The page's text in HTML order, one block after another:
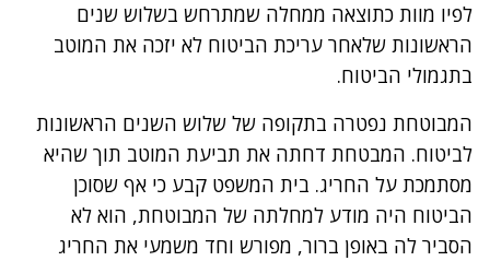
לפיו מוות כתוצאה ממחלה שמתרחש בשלוש שנים
הראשונות שלאחר עריכת הביטוח לא יזכה את המוטב
בתגמולי הביטוח.
המבוטחת נפטרה בתקופה של שלוש השנים הראשונות
לביטוח. המבטחת דחתה את תביעת המוטב תוך שהיא
מסתמכת על החריג. בית המשפט קבע כי אף שסוכן
הביטוח היה מודע למחלתה של המבוטחת, הוא לא
הסביר לה באופן ברור, מפורש וחד משמעי את החריג